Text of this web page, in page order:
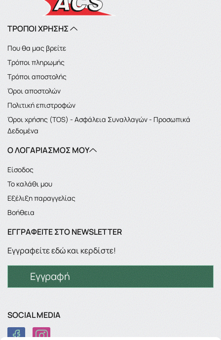
ΤΡΟΠΟΙ ΧΡΗΣΗΣ
Που θα μας βρείτε
Τρόποι πληρωμής
Τρόποι αποστολής
Όροι αποστολών
Πολιτική επιστροφών
Όροι χρήσης (TOS) - Ασφάλεια Συναλλαγών - Προσωπικά
Δεδομένα
Ο ΛΟΓΑΡΙΑΣΜΌΣ ΜΟΥ
Είσοδος
Το καλάθι μου
Εξέλιξη παραγγελίας
Βοήθεια
ΕΓΓΡΑΦΕΊΤΕ ΣΤΟ NEWSLETTER
Εγγραφείτε εδώ και κερδίστε!
Εγγραφή
SOCIAL MEDIA